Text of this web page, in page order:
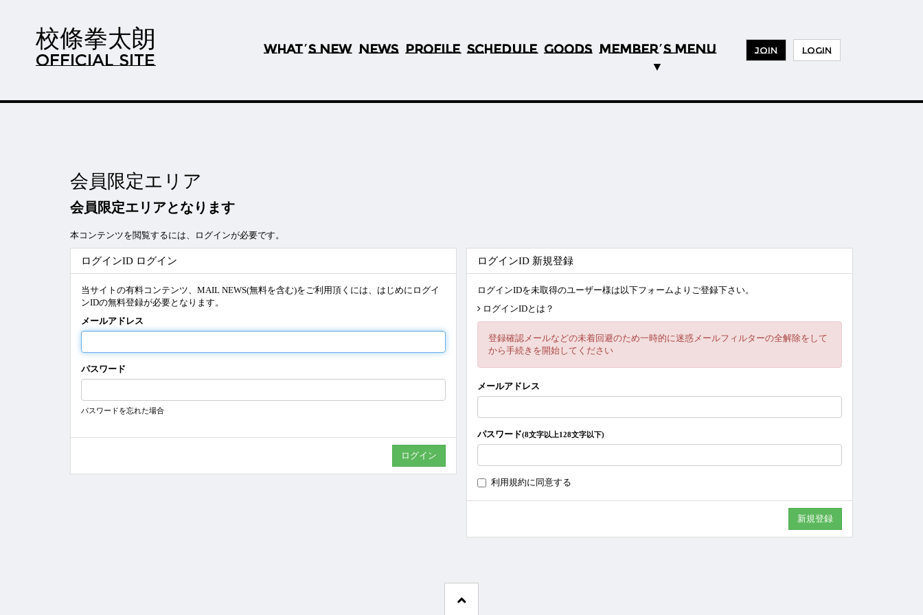
校條拳太朗
OFFICIAL SITE
WHAT’S NEW NEWS PROFILE SCHEDULE GOODS MEMBER’S MENU JOIN LOGIN
会員限定エリア
会員限定エリアとなります
本コンテンツを閲覧するには、ログインが必要です。
ログインID ログイン
当サイトの有料コンテンツ、MAIL NEWS(無料を含む)をご利用頂くには、はじめにログイ
ンIDの無料登録が必要となります。
メールアドレス
パスワード
パスワードを忘れた場合
ログインID 新規登録
ログインIDを未取得のユーザー様は以下フォームよりご登録下さい。
ログインIDとは？
登録確認メールなどの未着回避のため一時的に迷惑メールフィルターの全解除をして
から手続きを開始してください
メールアドレス
パスワード(8文字以上128文字以下)
利用規約に同意する